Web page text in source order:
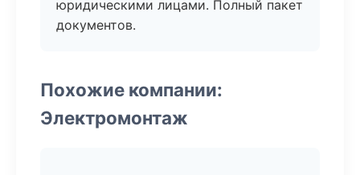
юридическими лицами. Полный пакет
документов.
Похожие компании:
Электромонтаж